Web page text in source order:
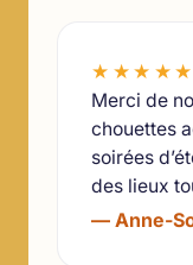
★★★★★
Merci de
chouettes
soirées
des lieux
— Anne-